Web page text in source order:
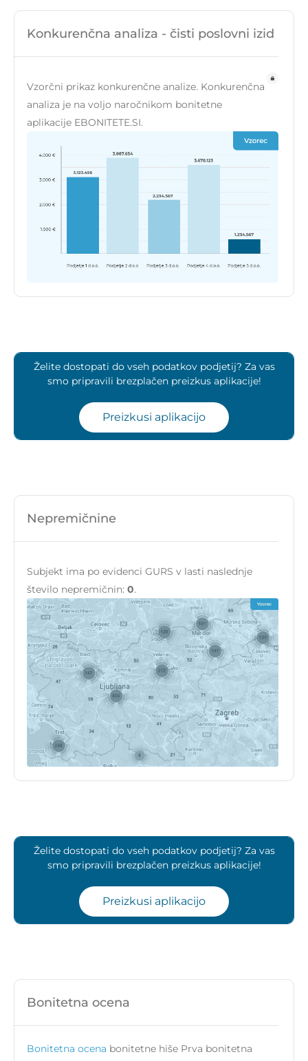
Konkurenčna analiza - čisti poslovni izid
Vzorčni prikaz konkurenčne analize. Konkurenčna
analiza je na voljo naročnikom bonitetne
aplikacije EBONITETE.SI.
Želite dostopati do vseh podatkov podjetij? Za vas
smo pripravili brezplačen preizkus aplikacije!
Preizkusi aplikacijo
Nepremičnine
Subjekt ima po evidenci GURS v lasti naslednje
število nepremičnin: 0.
Želite dostopati do vseh podatkov podjetij? Za vas
smo pripravili brezplačen preizkus aplikacije!
Preizkusi aplikacijo
Bonitetna ocena
Bonitetna ocena bonitetne hiše Prva bonitetna